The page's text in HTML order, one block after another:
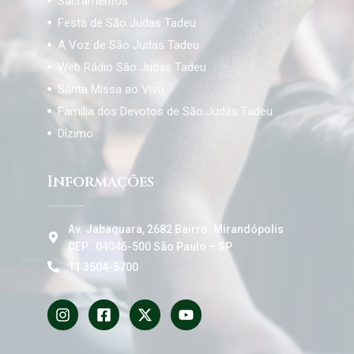
Festa de São Judas Tadeu
A Voz de São Judas Tadeu
Web Rádio São Judas Tadeu
Santa Missa ao Vivo
Família dos Devotos de São Judas Tadeu
Dízimo
Informações
Av. Jabaquara, 2682 Bairro: Mirandópolis
CEP.: 04046-500 São Paulo – SP
11 3504-5700